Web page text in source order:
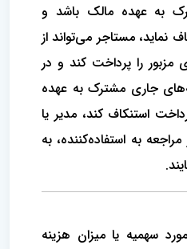
به عهده مالک باشد و
نماید، مستاجر می‌تواند از
مزبور را پرداخت کند و در
جاری‌ مشترک به عهده
استنکاف کند، مدیر یا
به استفاده‌کننده‌، به
سهمیه یا میزان هزینه‌